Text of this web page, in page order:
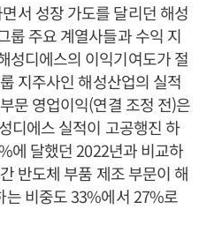
서 성장 가도를 달리던 해성
룹 주요 계열사들과 수익 지
성디에스의 이익기여도가 절
지주사인 해성산업의 실적
문 영업이익(연결 조정 전)은
디에스 실적이 고공행진 하
에 달했던 2022년과 비교하
반도체 부품 제조 부문이 해
는 비중도 33%에서 27%로